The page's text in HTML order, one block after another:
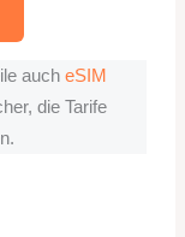
aucheSIM
die Tarife